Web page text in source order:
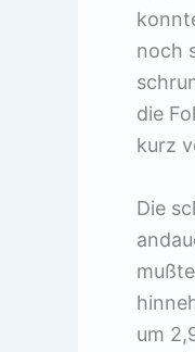
noch
die
kurz
Die
um